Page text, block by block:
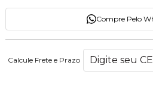
Compre Pelo
Calcule Frete e Prazo